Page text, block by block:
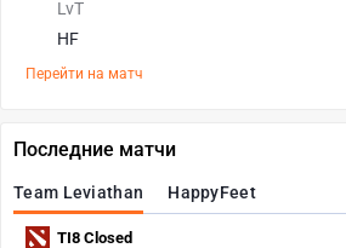
LvT
HF
Перейти на матч
Последние матчи
Team Leviathan HappyFeet
TI8 Closed